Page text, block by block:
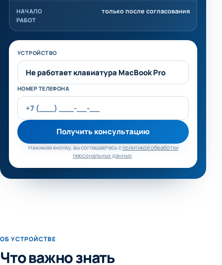
НАЧАЛО
РАБОТ
только после согласования
Не заполняйте это поле
УСТРОЙСТВО
НОМЕР ТЕЛЕФОНА
Получить консультацию
Нажимая кнопку, вы соглашаетесь сполитикой обработки
персональных данных.
ОБ УСТРОЙСТВЕ
Что важно знать